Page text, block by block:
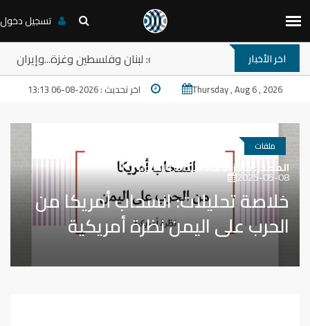
تسجيل دخول
اخر الأخبار
والمخارج المستعصية في المنطقة: لبنان وفلسطين وغزة...وإيران
Thursday , Aug 6 , 2026 اخر تحديث : 2026-08-06 13:13
ملفات
المصدر:مركز الاتحاد للأبحاث والتطوير
2025-05-08
خلاصة تحليلات: انسحاب أمريكا من
الحرب على اليمن نظرة أمريكية